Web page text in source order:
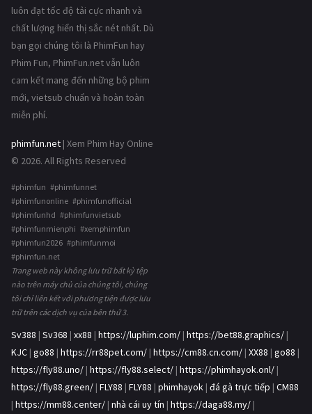
luôn đạt tốc độ tải cực nhanh và
chất lượng hiển thị sắc nét nhất. Dù
bạn gọi chúng tôi là PhimFun hay
Phim Fun, PhimFun.net vẫn luôn
cam kết mang đến những bộ phim
mới, vietsub chuẩn và hoàn toàn
miễn phí.
phimfun.net | Xem Phim Hay Online
© 2026. All Rights Reserved
#phimfun #phimfunnet
#phimfunonline #phimfunofficial
#phimfunhd #phimfunvietsub
#phimfunmienphi #xemphimfun
#phimfun2026 #phimfunmoi
#phimfun.net
Trang web này không lưu trữ bất kỳ tệp
nào trên máy chủ của chúng tôi, chúng
tôi chỉ liên kết với phương tiện được lưu
trữ trên các dịch vụ của bên thứ 3.
Sv388 | Sv368 | xx88 | https://luphim.com/ | https://bet88.graphics/ |
KJC | go88 | https://rr88pet.com/ | https://cm88.cn.com/ | XX88 | go88 |
https://fly88.uno/ | https://fly88.select/ | https://phimhayok.onl/ |
https://fly88.green/ | FLY88 | FLY88 | phimhayok | đá gà trực tiếp | CM88
| https://mm88.center/ | nhà cái uy tín | https://daga88.my/ |